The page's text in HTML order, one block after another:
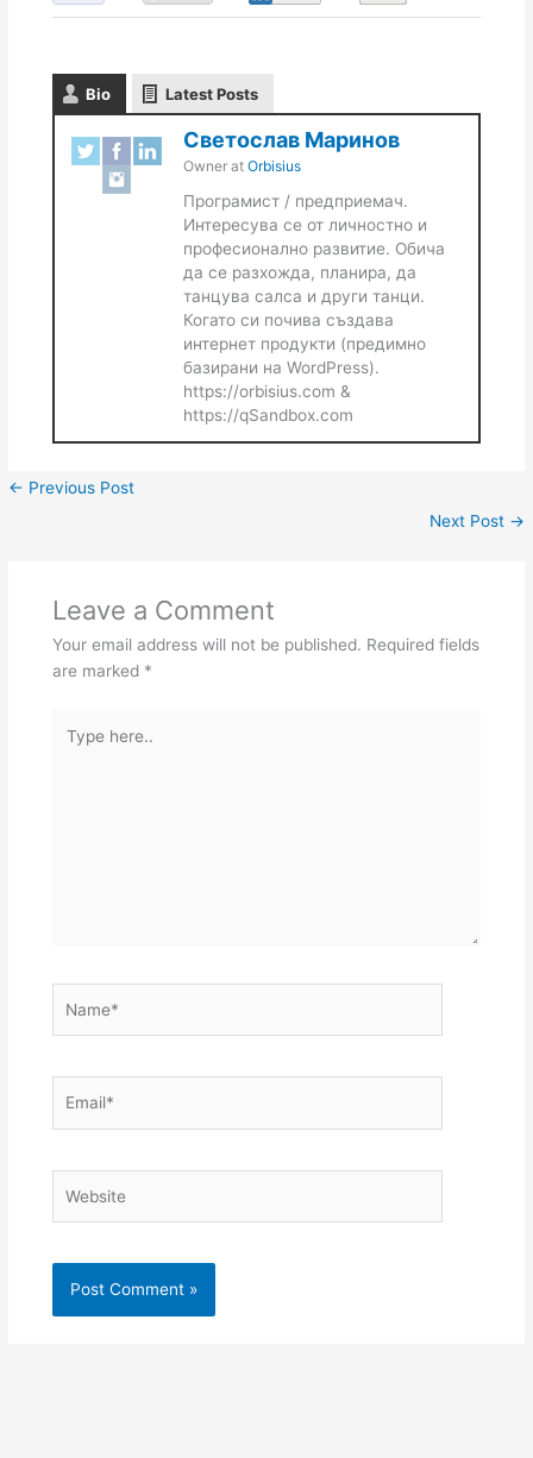
Bio Latest Posts
Светослав Маринов
Ownerat Orbisius
Програмист / предприемач.
Интересува се от личностно и
професионално развитие. Обича
да се разхожда, планира, да
танцува салса и други танци.
Когато си почива създава
интернет продукти (предимно
базирани на WordPress).
https://orbisius.com &
https://qSandbox.com
← Previous Post
Next Post →
Leave a Comment
Your email address will not be published. Required fields
are marked *